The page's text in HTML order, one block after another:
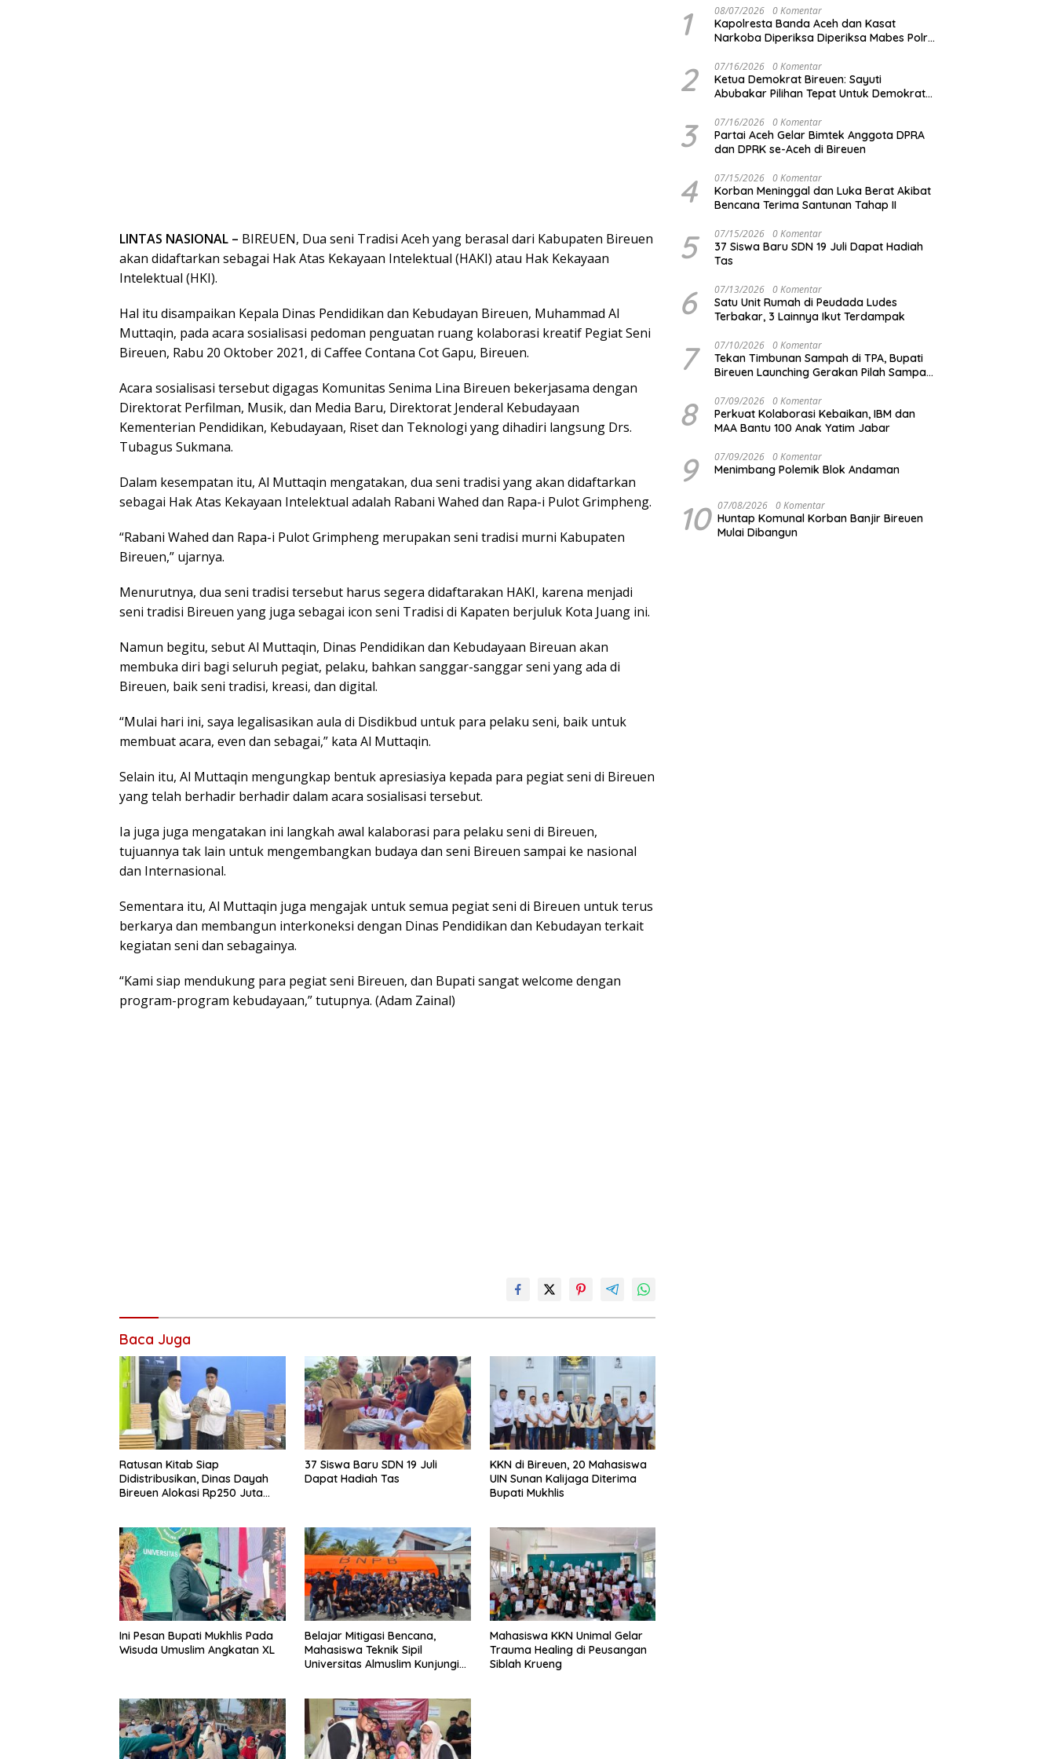
LINTAS NASIONAL – BIREUEN, Dua seni Tradisi Aceh yang berasal dari Kabupaten Bireuen
akan didaftarkan sebagai Hak Atas Kekayaan Intelektual (HAKI) atau Hak Kekayaan
Intelektual (HKI).
Hal itu disampaikan Kepala Dinas Pendidikan dan Kebudayan Bireuen, Muhammad Al
Muttaqin, pada acara sosialisasi pedoman penguatan ruang kolaborasi kreatif Pegiat Seni
Bireuen, Rabu 20 Oktober 2021, di Caffee Contana Cot Gapu, Bireuen.
Acara sosialisasi tersebut digagas Komunitas Senima Lina Bireuen bekerjasama dengan
Direktorat Perfilman, Musik, dan Media Baru, Direktorat Jenderal Kebudayaan
Kementerian Pendidikan, Kebudayaan, Riset dan Teknologi yang dihadiri langsung Drs.
Tubagus Sukmana.
Dalam kesempatan itu, Al Muttaqin mengatakan, dua seni tradisi yang akan didaftarkan
sebagai Hak Atas Kekayaan Intelektual adalah Rabani Wahed dan Rapa-i Pulot Grimpheng.
“Rabani Wahed dan Rapa-i Pulot Grimpheng merupakan seni tradisi murni Kabupaten
Bireuen,” ujarnya.
Menurutnya, dua seni tradisi tersebut harus segera didaftarakan HAKI, karena menjadi
seni tradisi Bireuen yang juga sebagai icon seni Tradisi di Kapaten berjuluk Kota Juang ini.
Namun begitu, sebut Al Muttaqin, Dinas Pendidikan dan Kebudayaan Bireuan akan
membuka diri bagi seluruh pegiat, pelaku, bahkan sanggar-sanggar seni yang ada di
Bireuen, baik seni tradisi, kreasi, dan digital.
“Mulai hari ini, saya legalisasikan aula di Disdikbud untuk para pelaku seni, baik untuk
membuat acara, even dan sebagai,” kata Al Muttaqin.
Selain itu, Al Muttaqin mengungkap bentuk apresiasiya kepada para pegiat seni di Bireuen
yang telah berhadir berhadir dalam acara sosialisasi tersebut.
Ia juga juga mengatakan ini langkah awal kalaborasi para pelaku seni di Bireuen,
tujuannya tak lain untuk mengembangkan budaya dan seni Bireuen sampai ke nasional
dan Internasional.
Sementara itu, Al Muttaqin juga mengajak untuk semua pegiat seni di Bireuen untuk terus
berkarya dan membangun interkoneksi dengan Dinas Pendidikan dan Kebudayan terkait
kegiatan seni dan sebagainya.
“Kami siap mendukung para pegiat seni Bireuen, dan Bupati sangat welcome dengan
program-program kebudayaan,” tutupnya. (Adam Zainal)
Baca Juga
Ratusan Kitab Siap
Didistribusikan, Dinas Dayah
Bireuen Alokasi Rp250 Juta
37 Siswa Baru SDN 19 Juli
Dapat Hadiah Tas
KKN di Bireuen, 20 Mahasiswa
UIN Sunan Kalijaga Diterima
Ini Pesan Bupati Mukhlis Pada
Wisuda Umuslim Angkatan XL
Belajar Mitigasi Bencana,
Mahasiswa Teknik Sipil
Universitas Almuslim Kunjungi
Mahasiswa KKN Unimal Gelar
Trauma Healing di Peusangan
Siblah Krueng
1 08/07/2026 0 Komentar
Kapolresta Banda Aceh dan Kasat
Narkoba Diperiksa Diperiksa Mabes Polri,
2 07/16/2026 0 Komentar
Ketua Demokrat Bireuen: Sayuti
Abubakar Pilihan Tepat Untuk Demokrat
3 07/16/2026 0 Komentar
Partai Aceh Gelar Bimtek Anggota DPRA
dan DPRK se-Aceh di Bireuen
4 07/15/2026 0 Komentar
Korban Meninggal dan Luka Berat Akibat
Bencana Terima Santunan Tahap II
5 07/15/2026 0 Komentar
37 Siswa Baru SDN 19 Juli Dapat Hadiah
Tas
6 07/13/2026 0 Komentar
Satu Unit Rumah di Peudada Ludes
Terbakar, 3 Lainnya Ikut Terdampak
7 07/10/2026 0 Komentar
Tekan Timbunan Sampah di TPA, Bupati
Bireuen Launching Gerakan Pilah Sampah
8 07/09/2026 0 Komentar
Perkuat Kolaborasi Kebaikan, IBM dan
MAA Bantu 100 Anak Yatim Jabar
9 07/09/2026 0 Komentar
Menimbang Polemik Blok Andaman
10 07/08/2026 0 Komentar
Huntap Komunal Korban Banjir Bireuen
Mulai Dibangun